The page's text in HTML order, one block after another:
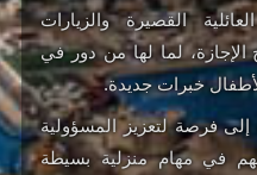
القصيرة والزيارات
الإجازة، لما لها من دور في
خبرات جديدة.
فرصة لتعزيز المسؤولية
في مهام منزلية بسيطة